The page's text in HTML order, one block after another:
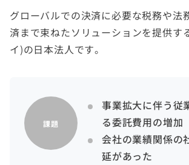
グローバルでの決済に必要な税務や法
済まで束ねたソリューションを提供す
イ)の日本法人です。
課題
事業拡大に伴う従
る委託費用の増加
会社の業績関係の
延があった